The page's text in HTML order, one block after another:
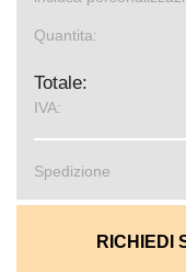
Quantita:
Totale:
IVA:
Spedizione
RICHIEDI